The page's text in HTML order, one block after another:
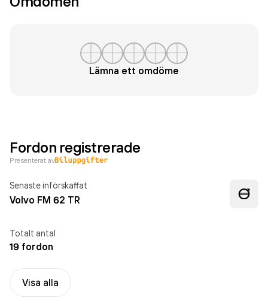
Lämna ett omdöme
Fordon registrerade
Presenterat av
Senaste införskaffat
Volvo FM 62 TR
Totalt antal
19 fordon
Visa alla